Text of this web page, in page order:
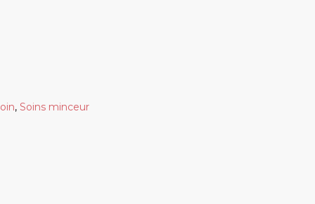
,Soins minceur